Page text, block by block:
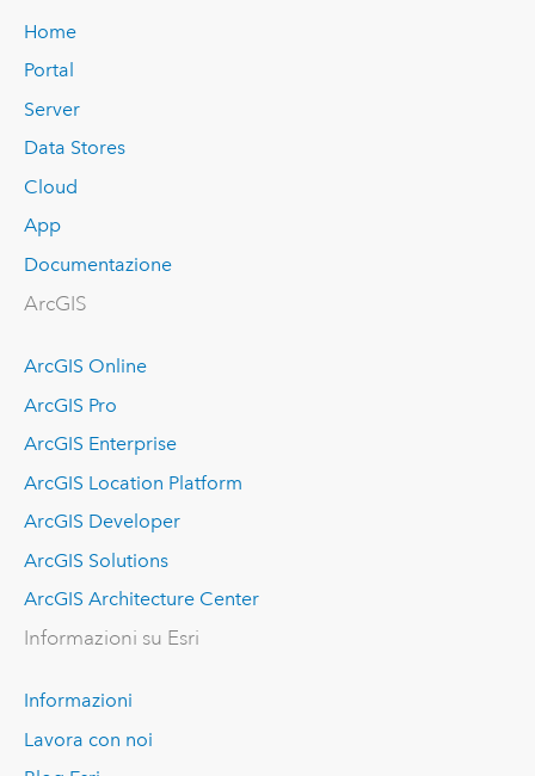
Home
Portal
Server
Data Stores
Cloud
App
Documentazione
ArcGIS
ArcGIS Online
ArcGIS Pro
ArcGIS Enterprise
ArcGIS Location Platform
ArcGIS Developer
ArcGIS Solutions
ArcGIS Architecture Center
Informazioni su Esri
Informazioni
Lavora con noi